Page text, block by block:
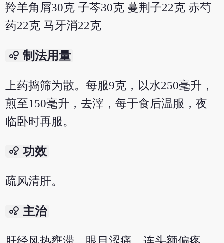
羚羊角屑30克 子芩30克 蔓荆子22克 赤芍
药22克 马牙消22克
bubble_chart 制法用量
上药捣筛为散。每服9克，以水250毫升，
煎至150毫升，去滓，每于食后温服，夜
临卧时再服。
bubble_chart 功效
疏风清肝。
bubble_chart 主治